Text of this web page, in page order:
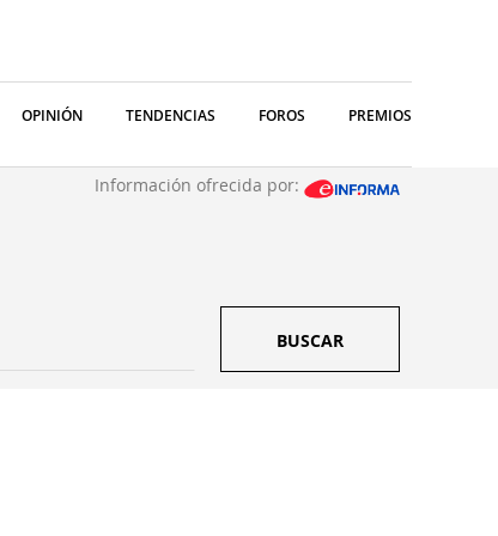
OPINIÓN TENDENCIAS FOROS PREMIOS
Información ofrecida por:
BUSCAR